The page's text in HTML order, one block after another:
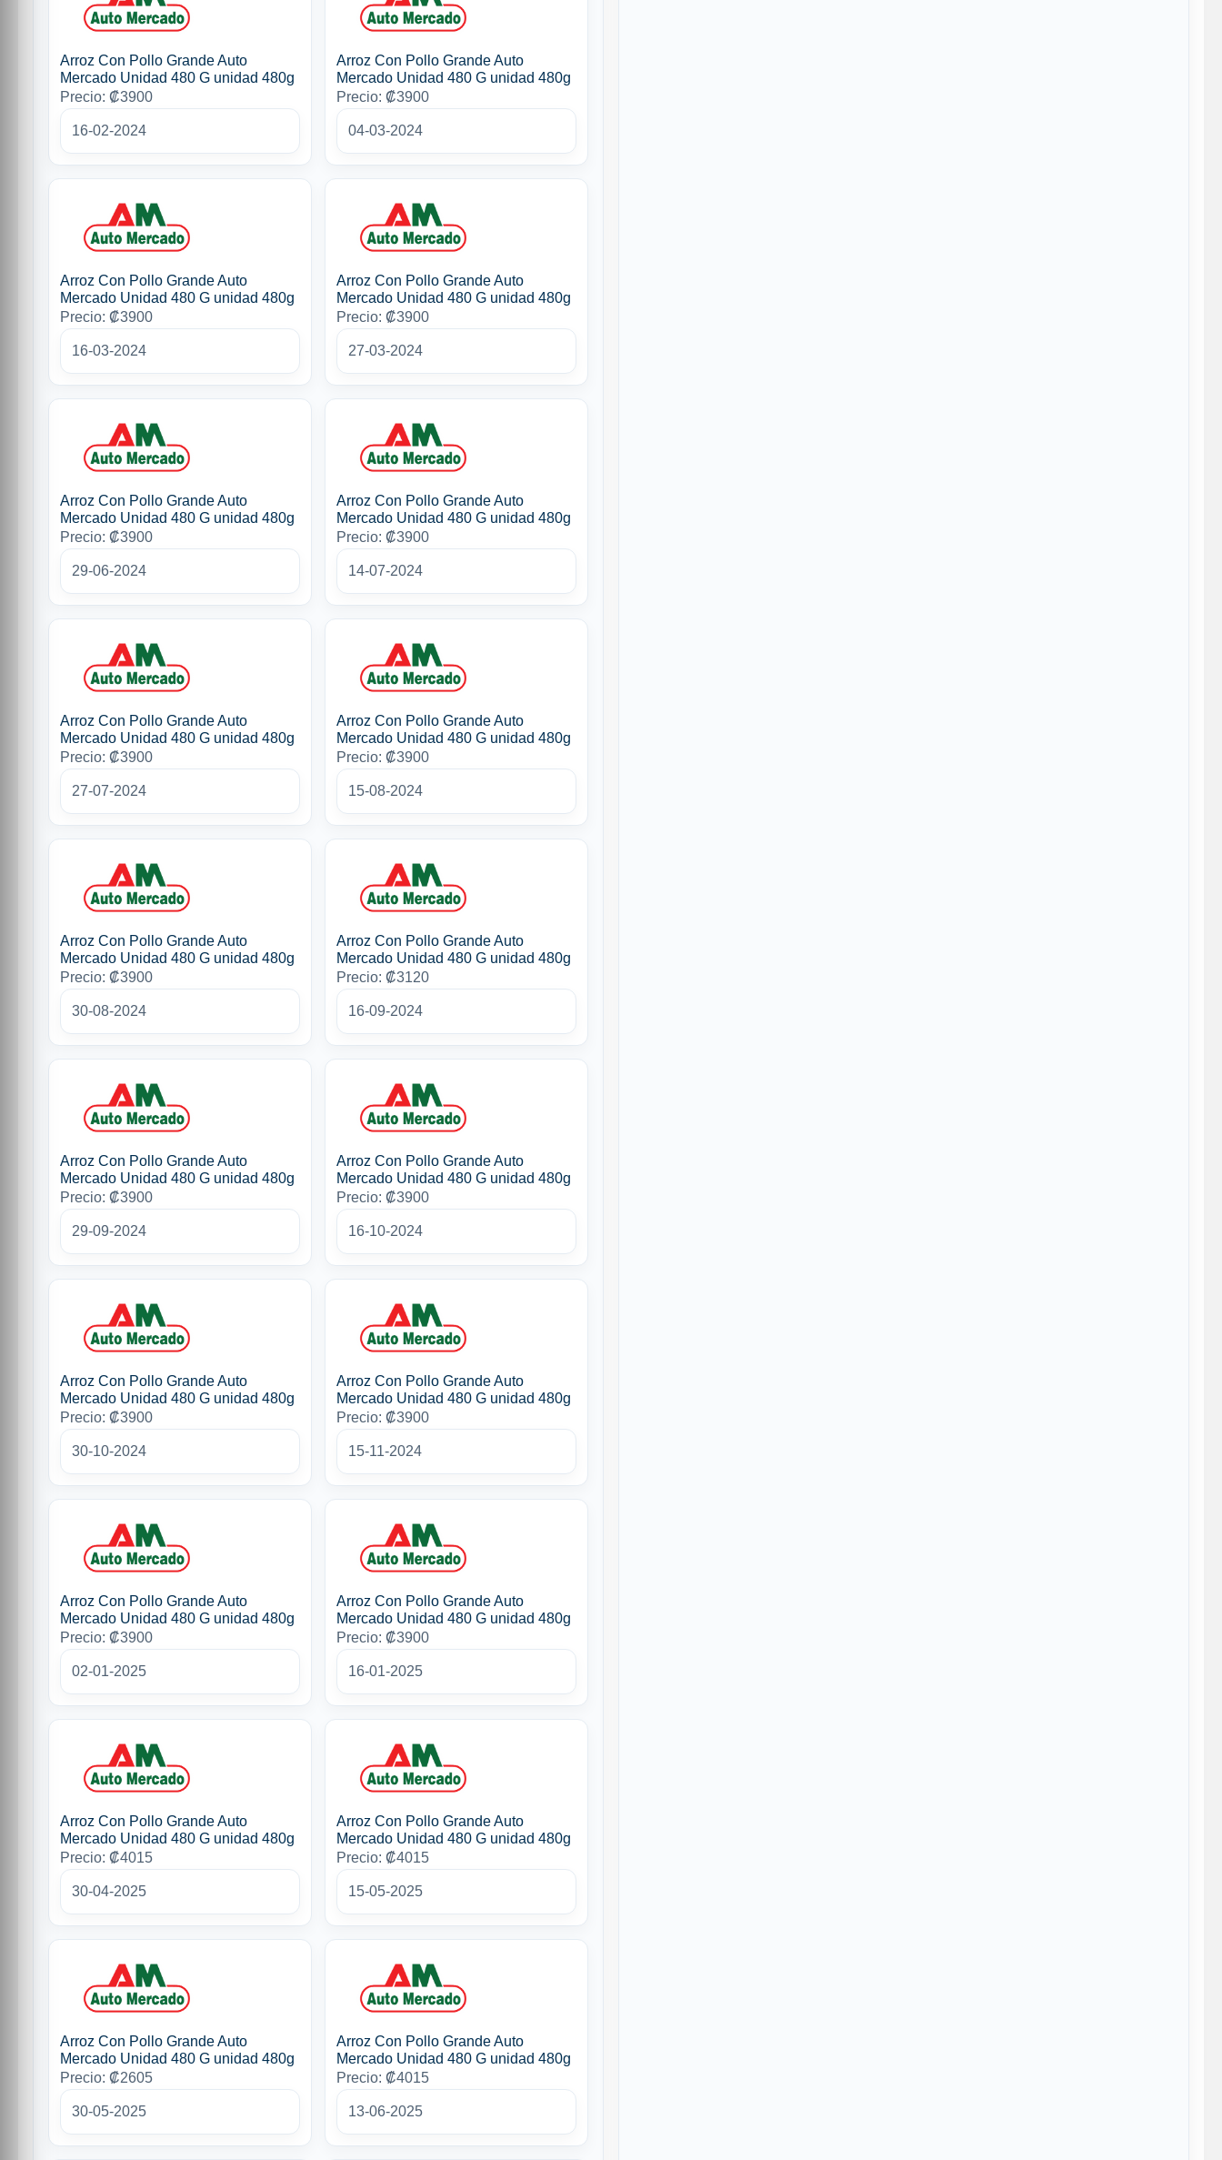
Arroz Con Pollo Grande Auto
Mercado Unidad 480 G unidad 480g
Precio: ₡3900
16-02-2024
Arroz Con Pollo Grande Auto
Mercado Unidad 480 G unidad 480g
Precio: ₡3900
04-03-2024
Arroz Con Pollo Grande Auto
Mercado Unidad 480 G unidad 480g
Precio: ₡3900
16-03-2024
Arroz Con Pollo Grande Auto
Mercado Unidad 480 G unidad 480g
Precio: ₡3900
27-03-2024
Arroz Con Pollo Grande Auto
Mercado Unidad 480 G unidad 480g
Precio: ₡3900
29-06-2024
Arroz Con Pollo Grande Auto
Mercado Unidad 480 G unidad 480g
Precio: ₡3900
14-07-2024
Arroz Con Pollo Grande Auto
Mercado Unidad 480 G unidad 480g
Precio: ₡3900
27-07-2024
Arroz Con Pollo Grande Auto
Mercado Unidad 480 G unidad 480g
Precio: ₡3900
15-08-2024
Arroz Con Pollo Grande Auto
Mercado Unidad 480 G unidad 480g
Precio: ₡3900
30-08-2024
Arroz Con Pollo Grande Auto
Mercado Unidad 480 G unidad 480g
Precio: ₡3120
16-09-2024
Arroz Con Pollo Grande Auto
Mercado Unidad 480 G unidad 480g
Precio: ₡3900
29-09-2024
Arroz Con Pollo Grande Auto
Mercado Unidad 480 G unidad 480g
Precio: ₡3900
16-10-2024
Arroz Con Pollo Grande Auto
Mercado Unidad 480 G unidad 480g
Precio: ₡3900
30-10-2024
Arroz Con Pollo Grande Auto
Mercado Unidad 480 G unidad 480g
Precio: ₡3900
15-11-2024
Arroz Con Pollo Grande Auto
Mercado Unidad 480 G unidad 480g
Precio: ₡3900
02-01-2025
Arroz Con Pollo Grande Auto
Mercado Unidad 480 G unidad 480g
Precio: ₡3900
16-01-2025
Arroz Con Pollo Grande Auto
Mercado Unidad 480 G unidad 480g
Precio: ₡4015
30-04-2025
Arroz Con Pollo Grande Auto
Mercado Unidad 480 G unidad 480g
Precio: ₡4015
15-05-2025
Arroz Con Pollo Grande Auto
Mercado Unidad 480 G unidad 480g
Precio: ₡2605
30-05-2025
Arroz Con Pollo Grande Auto
Mercado Unidad 480 G unidad 480g
Precio: ₡4015
13-06-2025